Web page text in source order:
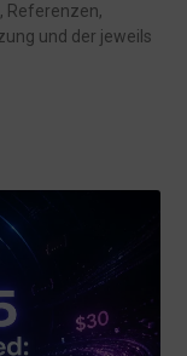
Referenzen,
und der jeweils